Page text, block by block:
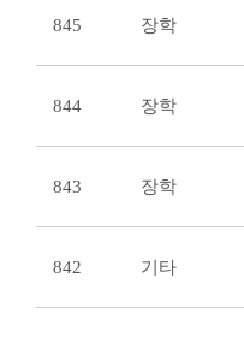
845 장학
844 장학
843 장학
842 기타